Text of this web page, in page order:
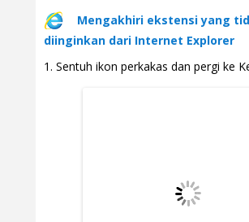
Mengakhiri ekstensi yang
diinginkan dari Internet Explorer
Sentuh ikon perkakas dan pergi ke